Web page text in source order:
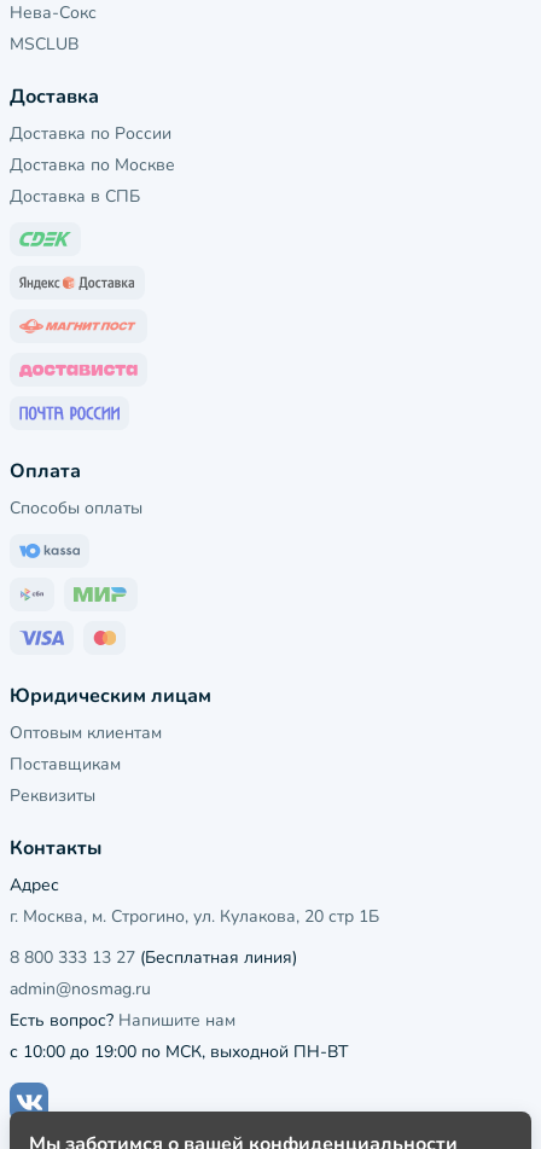
Нева-Сокс
MSCLUB
Доставка
Доставка по России
Доставка по Москве
Доставка в СПБ
Оплата
Способы оплаты
Юридическим лицам
Оптовым клиентам
Поставщикам
Реквизиты
Контакты
Адрес
г. Москва, м. Строгино, ул. Кулакова, 20 стр 1Б
8 800 333 13 27 (Бесплатная линия)
admin@nosmag.ru
Есть вопрос? Напишите нам
с 10:00 до 19:00 по МСК, выходной ПН-ВТ